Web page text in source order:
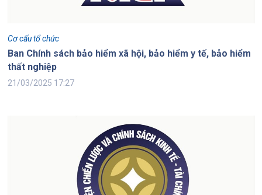
Cơ cấu tổ chức
Ban Chính sách bảo hiểm xã hội, bảo hiểm y tế, bảo hiểm
thất nghiệp
21/03/2025 17:27